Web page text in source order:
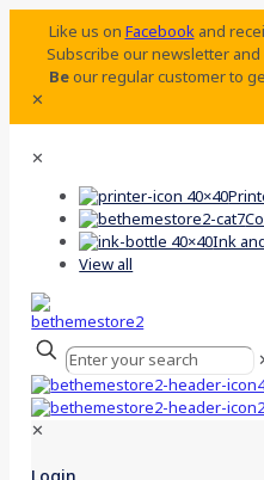
Like us onFacebookand
Subscribe our newsletter
Beour regular customer to
✕
✕
Ink
View all
✕